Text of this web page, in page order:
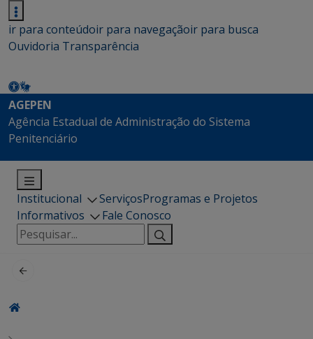
ir para conteúdoir para navegaçãoir para busca
Ouvidoria Transparência
AGEPEN
Agência Estadual de Administração do Sistema
Penitenciário
Institucional ServiçosProgramas e Projetos
Informativos
Fale Conosco
Pesquisar
por: